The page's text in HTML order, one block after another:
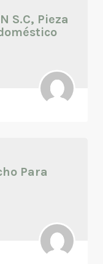
S.C, Pieza
Para